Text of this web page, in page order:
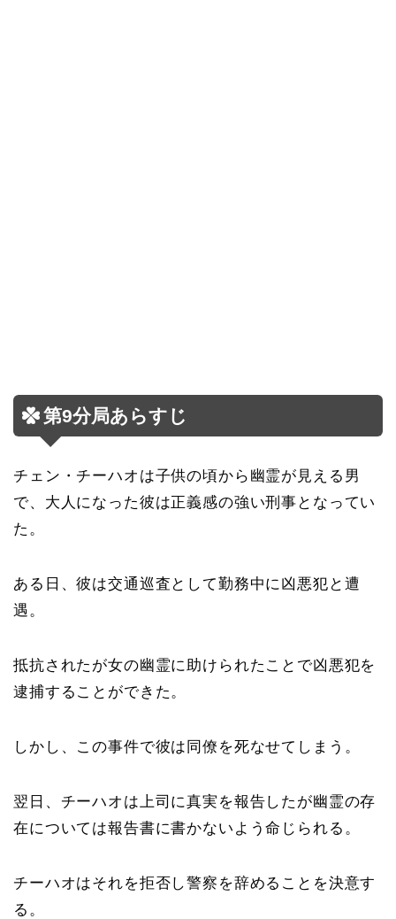
第9分局あらすじ
チェン・チーハオは子供の頃から幽霊が見える男
で、大人になった彼は正義感の強い刑事となってい
た。
ある日、彼は交通巡査として勤務中に凶悪犯と遭
遇。
抵抗されたが女の幽霊に助けられたことで凶悪犯を
逮捕することができた。
しかし、この事件で彼は同僚を死なせてしまう。
翌日、チーハオは上司に真実を報告したが幽霊の存
在については報告書に書かないよう命じられる。
チーハオはそれを拒否し警察を辞めることを決意す
る。